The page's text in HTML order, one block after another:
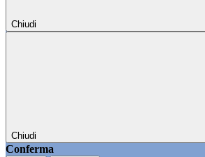
Chiudi
Chiudi
Conferma